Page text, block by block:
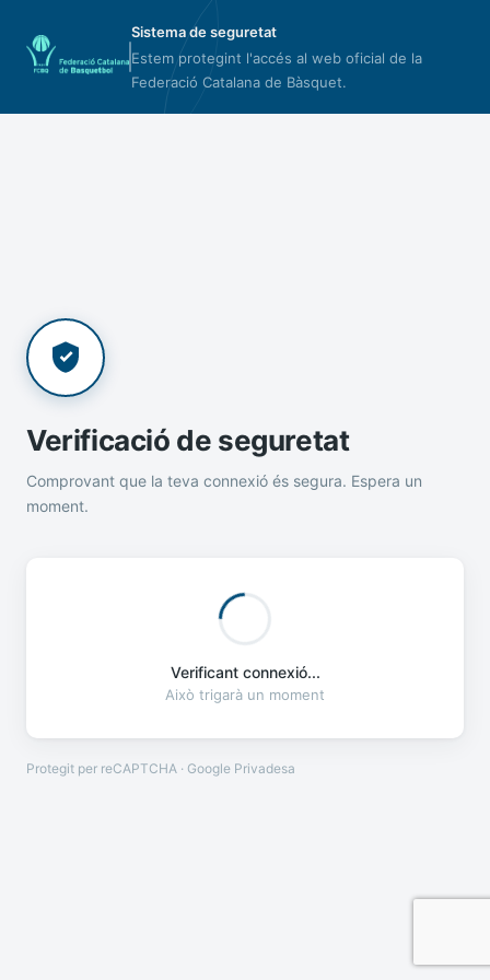
Sistema de seguretat
Estem protegint l'accés al web oficial de la
Federació Catalana de Bàsquet.
Verificació de seguretat
Comprovant que la teva connexió és segura. Espera un
moment.
Verificant connexió...
Això trigarà un moment
Protegit per reCAPTCHA · Google Privadesa